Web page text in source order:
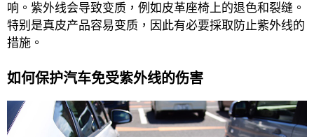
响。紫外线会导致变质，例如皮革座椅上的退色和裂缝。
特别是真皮产品容易变质，因此有必要採取防止紫外线的
措施。
如何保护汽车免受紫外线的伤害